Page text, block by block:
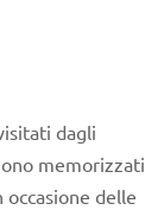
dagli
memorizzati
delle